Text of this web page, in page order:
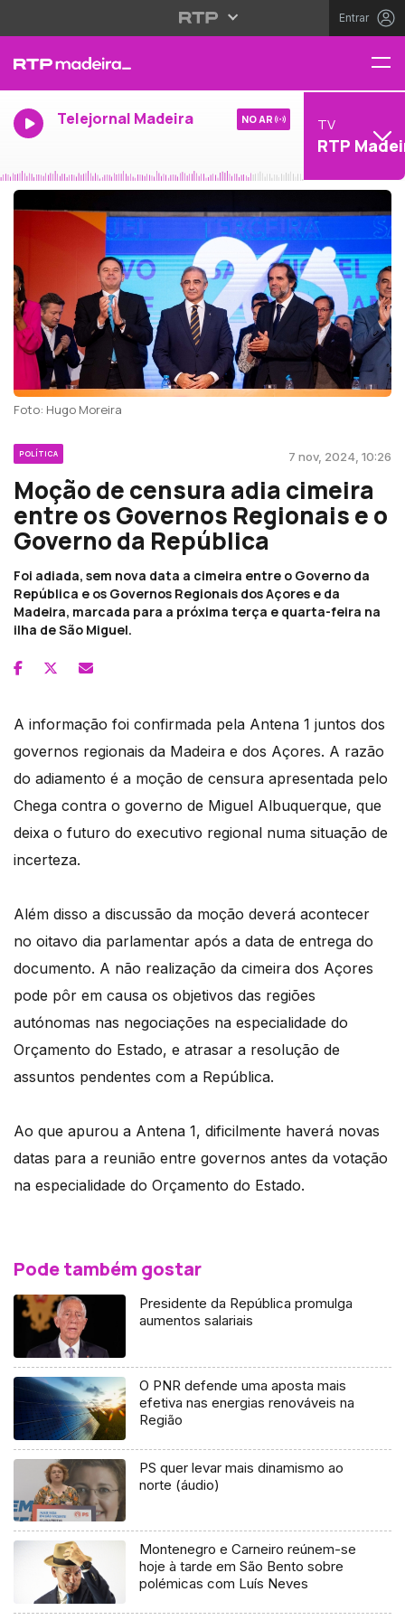
Entrar
Telejornal Madeira NO AR TV
RTP
Foto: Hugo Moreira
POLÍTICA 7 nov, 2024, 10:26
Moção de censura adia cimeira
entre os Governos Regionais e o
Governo da República
Foi adiada, sem nova data a cimeira entre o Governo da
República e os Governos Regionais dos Açores e da
Madeira, marcada para a próxima terça e quarta-feira na
ilha de São Miguel.
A informação foi confirmada pela Antena 1 juntos dos
governos regionais da Madeira e dos Açores. A razão
do adiamento é a moção de censura apresentada pelo
Chega contra o governo de Miguel Albuquerque, que
deixa o futuro do executivo regional numa situação de
incerteza.
Além disso a discussão da moção deverá acontecer
no oitavo dia parlamentar após a data de entrega do
documento. A não realização da cimeira dos Açores
pode pôr em causa os objetivos das regiões
autónomas nas negociações na especialidade do
Orçamento do Estado, e atrasar a resolução de
assuntos pendentes com a República.
Ao que apurou a Antena 1, dificilmente haverá novas
datas para a reunião entre governos antes da votação
na especialidade do Orçamento do Estado.
Pode também gostar
Presidente da República promulga
aumentos salariais
O PNR defende uma aposta mais
efetiva nas energias renováveis na
Região
PS quer levar mais dinamismo ao
norte (áudio)
Montenegro e Carneiro reúnem-se
hoje à tarde em São Bento sobre
polémicas com Luís Neves